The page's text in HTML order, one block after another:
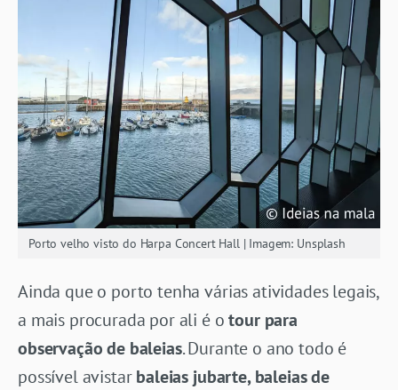
Porto velho visto do Harpa Concert Hall | Imagem: Unsplash
Ainda que o porto tenha várias atividades legais,
a mais procurada por ali é otour para
observação de baleias. Durante o ano todo é
possível avistarbaleias jubarte, baleias de